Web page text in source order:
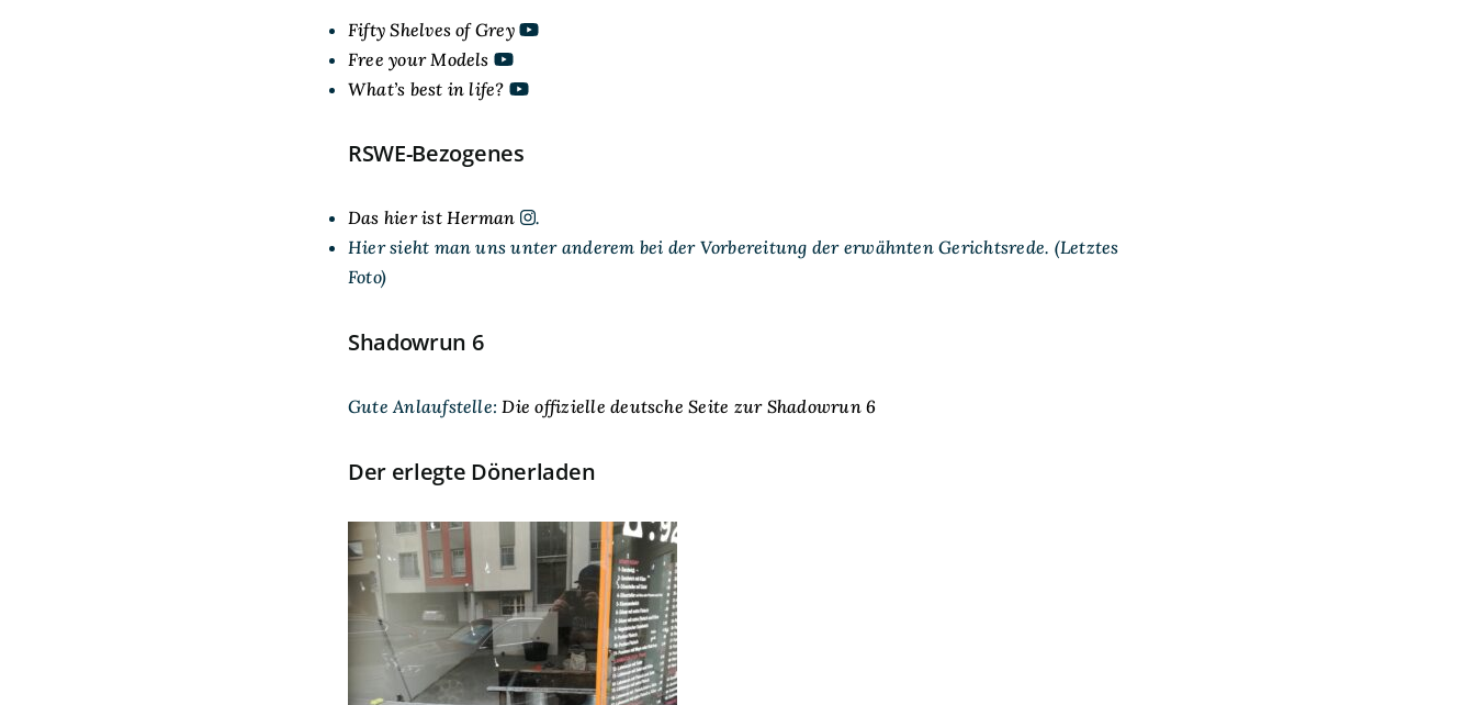
Fifty Shelves of Grey
Free your Models
What’s best in life?
RSWE-Bezogenes
Das hier ist Herman
.
Hier sieht man uns unter anderem bei der Vorbereitung der erwähnten Gerichtsrede. (Letztes
Foto)
Shadowrun 6
Gute Anlaufstelle:Die offizielle deutsche Seite zur Shadowrun 6
Der erlegte Dönerladen